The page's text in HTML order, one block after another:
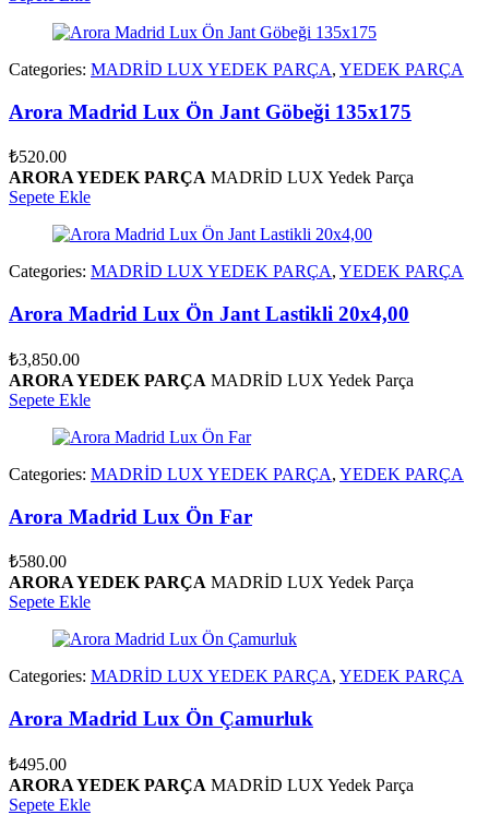
Categories: MADRİD LUX YEDEK PARÇA, YEDEK PARÇA
Arora Madrid Lux Ön Jant Göbeği 135x175
₺520.00
ARORA YEDEK PARÇA MADRİD LUX Yedek Parça
Sepete Ekle
Categories: MADRİD LUX YEDEK PARÇA, YEDEK PARÇA
Arora Madrid Lux Ön Jant Lastikli 20x4,00
₺3,850.00
ARORA YEDEK PARÇA MADRİD LUX Yedek Parça
Sepete Ekle
Categories: MADRİD LUX YEDEK PARÇA, YEDEK PARÇA
Arora Madrid Lux Ön Far
₺580.00
ARORA YEDEK PARÇA MADRİD LUX Yedek Parça
Sepete Ekle
Categories: MADRİD LUX YEDEK PARÇA, YEDEK PARÇA
Arora Madrid Lux Ön Çamurluk
₺495.00
ARORA YEDEK PARÇA MADRİD LUX Yedek Parça
Sepete Ekle